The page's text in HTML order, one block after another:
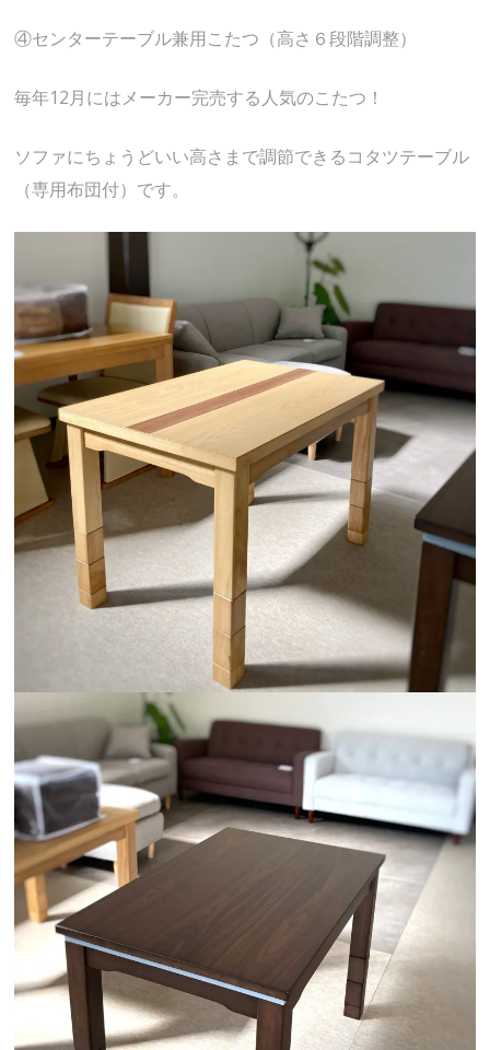
④センターテーブル兼用こたつ（高さ６段階調整）
毎年12月にはメーカー完売する人気のこたつ！
ソファにちょうどいい高さまで調節できるコタツテーブル
（専用布団付）です。